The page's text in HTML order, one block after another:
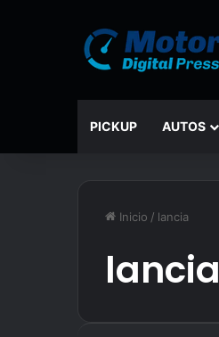
PICKUP AUTOS
Inicio / lancia
lancia